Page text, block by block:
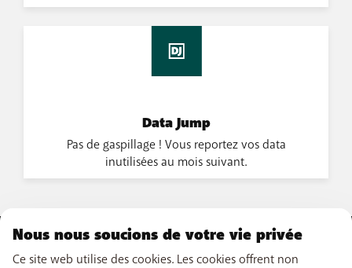
Data Jump
Pas de gaspillage ! Vous reportez vos data
inutilisées au mois suivant.
NOTRE OFFRE
Nous nous soucions de votre vie privée
Ce site web utilise des cookies. Les cookies offrent non